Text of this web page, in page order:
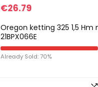
€26.79
Oregon ketting 325 1,5 Hm
21BPX066E
Already Sold: 70%